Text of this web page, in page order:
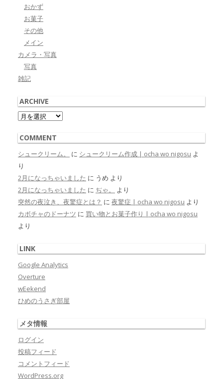
おかず
お菓子
その他
メイン
カメラ・写真
写真
雑記
ARCHIVE
Archive
COMMENT
シュークリーム。 に シュークリーム作成 | ocha wo nigosu よ
り
2月になっちゃいました に うめ より
2月になっちゃいました に ぢゃ。
より
突然の夜泣き、夜驚症とは？ に 夜驚症 | ocha wo nigosu より
カボチャのドーナツ に 買い物とお菓子作り | ocha wo nigosu
より
LINK
Google Analytics
Overture
wEekend
ひめのうさぎ部屋
メタ情報
ログイン
投稿フィード
コメントフィード
WordPress.org